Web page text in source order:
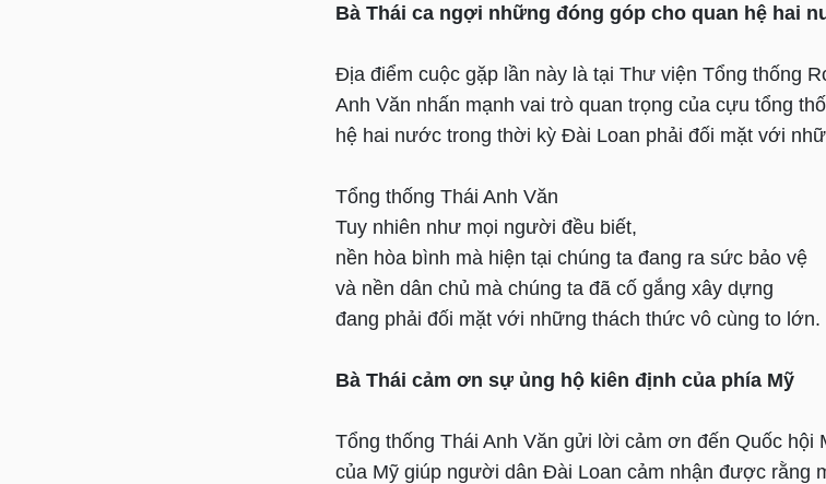
Bà Thái ca ngợi những đóng góp cho quan hệ hai
Địa điểm cuộc gặp lần này là tại Thư viện Tổng thống
Anh Văn nhấn mạnh vai trò quan trọng của cựu tổng
hệ hai nước trong thời kỳ Đài Loan phải đối mặt với
Tổng thống Thái Anh Văn
Tuy nhiên như mọi người đều biết,
nền hòa bình mà hiện tại chúng ta đang ra sức bảo vệ
và nền dân chủ mà chúng ta đã cố gắng xây dựng
đang phải đối mặt với những thách thức vô cùng to lớn.
Bà Thái cảm ơn sự ủng hộ kiên định của phía Mỹ
Tổng thống Thái Anh Văn gửi lời cảm ơn đến Quốc hội
của Mỹ giúp người dân Đài Loan cảm nhận được rằng